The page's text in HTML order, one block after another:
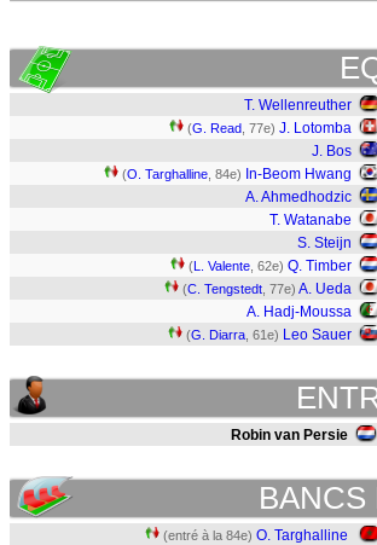
T. Wellenreuther
(G. Read , 77e) J. Lotomba
J. Bos
(O. Targhalline , 84e) In-Beom Hwang
A. Ahmedhodzic
T. Watanabe
S. Steijn
(L. Valente , 62e) Q. Timber
(C. Tengstedt , 77e) A. Ueda
A. Hadj-Moussa
(G. Diarra , 61e) Leo Sauer
Robin van Persie
BANCS
(entré à la 84e) O. Targhalline